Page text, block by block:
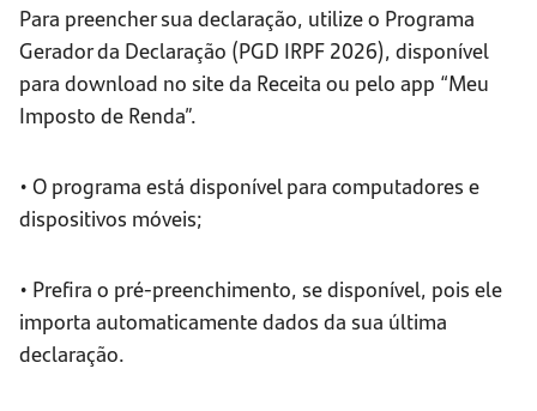
Para preencher sua declaração, utilize o Programa
Gerador da Declaração (PGD IRPF 2026), disponível
para download no site da Receita ou pelo app “Meu
Imposto de Renda”.
• O programa está disponível para computadores e
dispositivos móveis;
• Prefira o pré-preenchimento, se disponível, pois ele
importa automaticamente dados da sua última
declaração.